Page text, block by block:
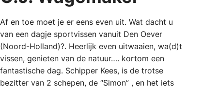
Af en toe moet je er eens even uit. Wat dacht u
van een dagje sportvissen vanuit Den Oever
(Noord-Holland)?. Heerlijk even uitwaaien, wa(d)t
vissen, genieten van de natuur…. kortom een
fantastische dag. Schipper Kees, is de trotse
bezitter van 2 schepen, de “Simon” , en het iets